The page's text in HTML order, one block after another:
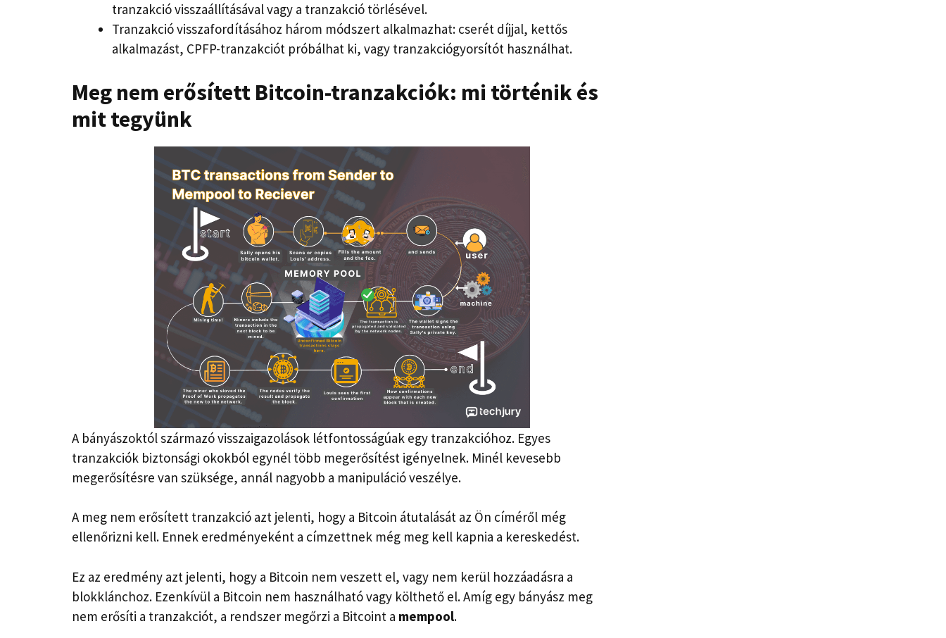
tranzakció visszaállításával vagy a tranzakció törlésével.
Tranzakció visszafordításához három módszert alkalmazhat: cserét díjjal, kettős
alkalmazást, CPFP-tranzakciót próbálhat ki, vagy tranzakciógyorsítót használhat.
Meg nem erősített Bitcoin-tranzakciók: mi történik és
mit tegyünk
A bányászoktól származó visszaigazolások létfontosságúak egy tranzakcióhoz. Egyes
tranzakciók biztonsági okokból egynél több megerősítést igényelnek. Minél kevesebb
megerősítésre van szüksége, annál nagyobb a manipuláció veszélye.
A meg nem erősített tranzakció azt jelenti, hogy a Bitcoin átutalását az Ön címéről még
ellenőrizni kell. Ennek eredményeként a címzettnek még meg kell kapnia a kereskedést.
Ez az eredmény azt jelenti, hogy a Bitcoin nem veszett el, vagy nem kerül hozzáadásra a
blokklánchoz. Ezenkívül a Bitcoin nem használható vagy költhető el. Amíg egy bányász meg
nem erősíti a tranzakciót, a rendszer megőrzi a Bitcoint a mempool.